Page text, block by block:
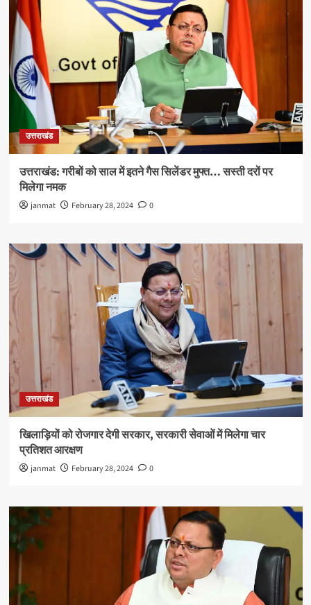
उत्तराखंड
उत्तराखंड: गरीबों को साल में इतने गैस सिलेंडर मुफ्त… सस्ती दरों पर
मिलेगा नमक
janmat February 28, 2024 0
उत्तराखंड
खिलाड़ियों को रोजगार देगी सरकार, सरकारी सेवाओं में मिलेगा चार
प्रतिशत आरक्षण
janmat February 28, 2024 0